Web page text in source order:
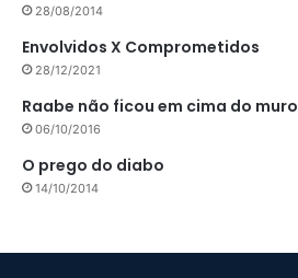
28/08/2014
Envolvidos X Comprometidos
28/12/2021
Raabe não ficou em cima do muro
06/10/2016
O prego do diabo
14/10/2014